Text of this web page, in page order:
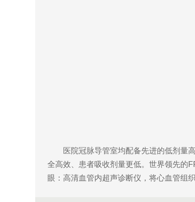
医院冠脉导管室均配备先进的低剂量高
全高效、患者吸收剂量更低。世界领先的
眼：高清血管内超声诊断仪，将心血管组